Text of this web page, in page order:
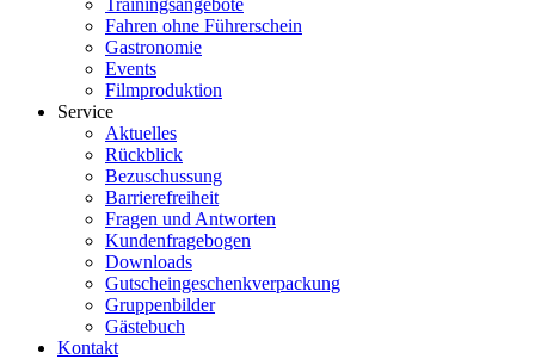
Trainingsangebote
Fahren ohne Führerschein
Gastronomie
Events
Filmproduktion
Service
Aktuelles
Rückblick
Bezuschussung
Barrierefreiheit
Fragen und Antworten
Kundenfragebogen
Downloads
Gutscheingeschenkverpackung
Gruppenbilder
Gästebuch
Kontakt